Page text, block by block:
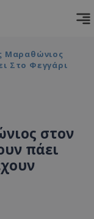
Μαραθώνιος
Στο Φεγγάρι
στον
πάει